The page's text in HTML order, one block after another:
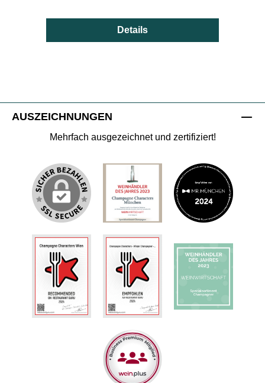
Details
AUSZEICHNUNGEN
Mehrfach ausgezeichnet und zertifiziert!